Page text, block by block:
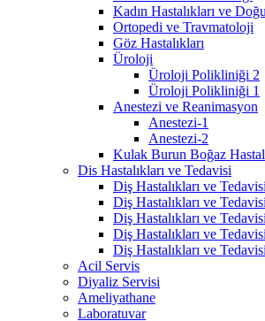
Kadın Hastalıkları ve
Ortopedi ve Travmatoloji
Göz Hastalıkları
Üroloji
Üroloji Polikliniği 2
Üroloji Polikliniği 1
Anestezi ve Reanimasyon
Anestezi-1
Anestezi-2
Kulak Burun Boğaz
Dis Hastalıkları ve Tedavisi
Diş Hastalıkları ve
Diş Hastalıkları ve
Diş Hastalıkları ve
Diş Hastalıkları ve
Diş Hastalıkları ve
Acil Servis
Diyaliz Servisi
Ameliyathane
Laboratuvar